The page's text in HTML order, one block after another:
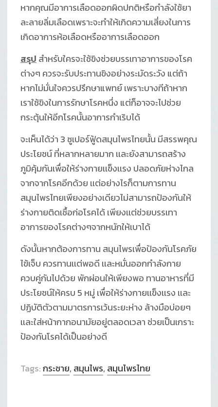
หากคุณมีอาการเลือดออกผิดปกติหรือกำลังใช้ยา
ละลายลิ่มเลือดเพราะจะทำให้เกิดความเสี่ยงในการ
เกิดอาการห้อเลือดหรืออาการเลือดออก
สรุป สำหรับใครจะใช้ขิงช่วยบรรเทาอาการของโรค
ต่างๆ ควรจะรับประทานขิงอย่างระมัดระวัง แต่ถ้า
หากไม่มั่นใจควรปรึกษาแพทย์ เพราะบางทีถ้าหาก
เราใช้ขิงในการรักษาโรคหนึ่ง แต่ก็อาจจะไปช่วย
กระตุ้นให้อีกโรคนั้นอาการกำเริบได้
จะเห็นได้ว่า 3 ซูเปอร์ฟู้ดสมุนไพรไทยนั้น มีสรรพคุณ
ประโยชน์ ที่หลากหลายมาก เเละยังสามารถสร้าง
ภูมิคุ้มกันเพื่อให้ร่างกายเเข็งเเรง ปลอดภัยห่างไกล
จากจากโรคอีกด้วย เเต่อย่างไรก็ตามการทาน
สมุนไพรไทยเพียงอย่างเดียวไม่สามารถป้องกันให้
ร่างกายติดเชื้อก่อโรคได้ เพียงเเต่ช่วยบรรเทา
อาการของโรคต่างๆจากหนักให้เบาได้
ดังนั้นหากต้องการทาน สมุนไพรเพื่อป้องกันโรคภัย
ไข้เจ็บ ควรทานเเต่พอดี เเละหมั่นออกกำลังกาย
ควบคู่กันไปด้วย พักผ่อนให้เพียงพอ ทานอาหารที่มี
ประโยชน์ให้ครบ 5 หมู่ เพื่อให้ร่างกายเเข็งเเรง เเละ
ปฏิบัติตัวตามมาตรการเว้นระยะห่าง ล้างมือบ่อยๆ
เเละใส่หน้ากากอนามัยอยู่ตลอดเวลา ช่วยเป็นเกราะ
ป้องกันโรคได้เป็นอย่างดี
Tags:กระชาย, สมุนไพร, สมุนไพรไทย